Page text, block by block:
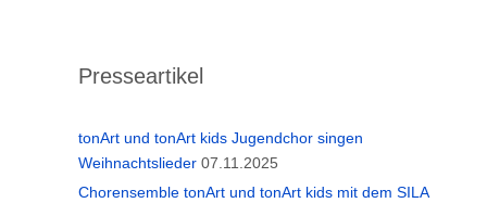
Presseartikel
tonArt und tonArt kids Jugendchor singen
Weihnachtslieder 07.11.2025
Chorensemble tonArt und tonArt kids mit dem SILA